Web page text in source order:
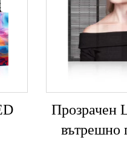
Прозрачен
вътрешно